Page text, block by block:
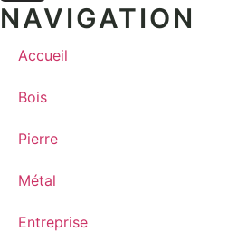
NAVIGATION
Accueil
Bois
Pierre
Métal
Entreprise